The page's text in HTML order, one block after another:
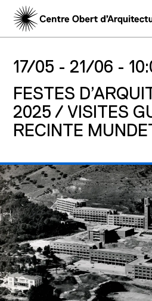
17/05 - 21/06 -
FESTES
2025 / VISITES
RECINTE MUNDET